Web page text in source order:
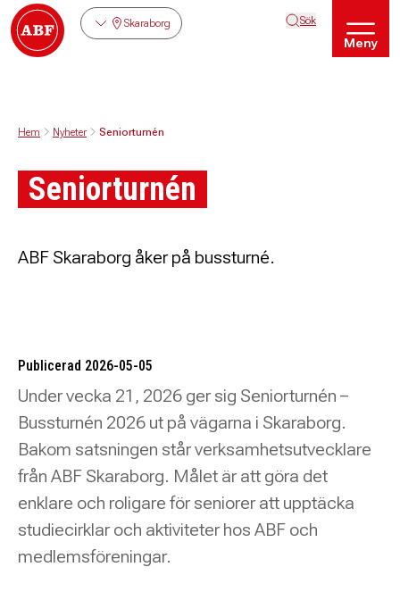
Skaraborg Sök
Meny
Hem Nyheter Seniorturnén
Seniorturnén
ABF Skaraborg åker på bussturné.
Publicerad 2026-05-05
Under vecka 21, 2026 ger sig Seniorturnén –
Bussturnén 2026 ut på vägarna i Skaraborg.
Bakom satsningen står verksamhetsutvecklare
från ABF Skaraborg. Målet är att göra det
enklare och roligare för seniorer att upptäcka
studiecirklar och aktiviteter hos ABF och
medlemsföreningar.